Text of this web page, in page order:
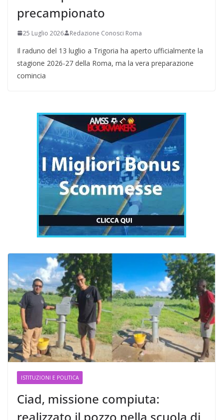
precampionato
25 Luglio 2026 Redazione Conosci Roma
Il raduno del 13 luglio a Trigoria ha aperto ufficialmente la
stagione 2026-27 della Roma, ma la vera preparazione
comincia
ISTITUZIONI E POLITICA
Ciad, missione compiuta: